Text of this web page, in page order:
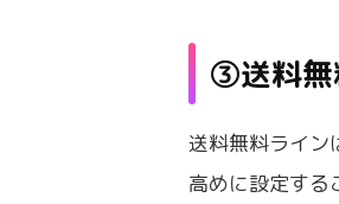
③送料無
送料無料ライン
高めに設定す